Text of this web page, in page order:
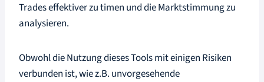
Trades effektiver zu timen und die Marktstimmung zu
analysieren.
Obwohl die Nutzung dieses Tools mit einigen Risiken
verbunden ist, wie z.B. unvorgesehende